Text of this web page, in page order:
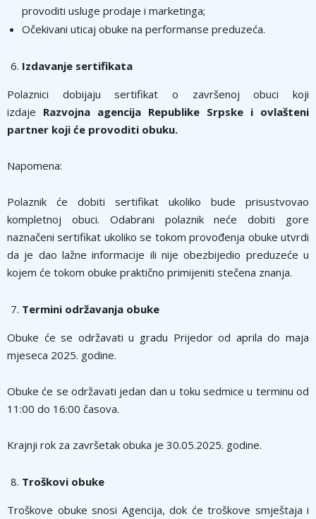
provoditi usluge prodaje i marketinga;
Očekivani uticaj obuke na performanse preduzeća.
Izdavanje sertifikata
Polaznici dobijaju sertifikat o završenoj obuci koji
izdaje Razvojna agencija Republike Srpske i ovlašteni
partner koji će provoditi obuku.
Napomena:
Polaznik će dobiti sertifikat ukoliko bude prisustvovao
kompletnoj obuci. Odabrani polaznik neće dobiti gore
naznačeni sertifikat ukoliko se tokom provođenja obuke utvrdi
da je dao lažne informacije ili nije obezbijedio preduzeće u
kojem će tokom obuke praktično primijeniti stečena znanja.
Termini održavanja obuke
Obuke će se održavati u gradu Prijedor od aprila do maja
mjeseca 2025. godine.
Obuke će se održavati jedan dan u toku sedmice u terminu od
11:00 do 16:00 časova.
Krajnji rok za završetak obuka je 30.05.2025. godine.
Troškovi obuke
Troškove obuke snosi Agencija, dok će troškove smještaja i